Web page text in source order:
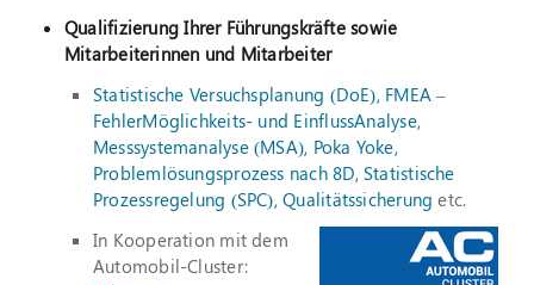
Qualifizierung Ihrer Führungskräfte sowie
Mitarbeiterinnen und Mitarbeiter
Statistische Versuchsplanung (DoE), FMEA –
FehlerMöglichkeits- und EinflussAnalyse,
Messsystemanalyse (MSA), Poka Yoke,
Problemlösungsprozess nach 8D, Statistische
Prozessregelung (SPC), Qualitätssicherung etc.
In Kooperation mit dem
Automobil-Cluster: